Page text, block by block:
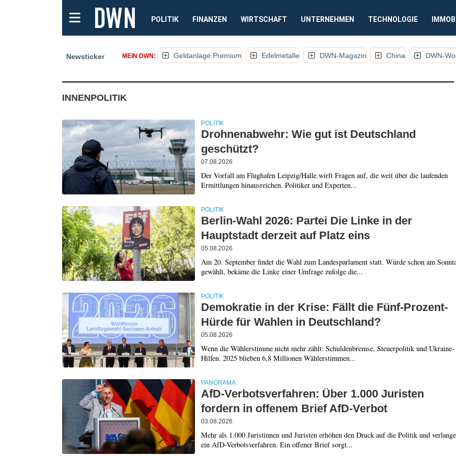
POLITIK FINANZEN WIRTSCHAFT UNTERNEHMEN TECHNOLOGIE
Newsticker MEIN DWN: Geldanlage Premium Edelmetalle DWN-Magazin China DWN-
INNENPOLITIK
POLITIK
Drohnenabwehr: Wie gut ist Deutschland
geschützt?
07.08.2026
Der Vorfall am Flughafen Leipzig/Halle wirft Fragen auf, die weit über die laufenden
Ermittlungen hinausreichen. Politiker und Experten...
POLITIK
Berlin-Wahl 2026: Partei Die Linke in der
Hauptstadt derzeit auf Platz eins
05.08.2026
Am 20. September findet die Wahl zum Landesparlament statt. Würde schon am
gewählt, bekäme die Linke einer Umfrage zufolge die...
POLITIK
Demokratie in der Krise: Fällt die Fünf-Prozent-
Hürde für Wahlen in Deutschland?
05.08.2026
Wenn die Wählerstimme nicht mehr zählt: Schuldenbremse, Steuerpolitik und Ukraine-
Hilfen. 2025 blieben 6,8 Millionen Wählerstimmen...
PANORAMA
AfD-Verbotsverfahren: Über 1.000 Juristen
fordern in offenem Brief AfD-Verbot
03.08.2026
Mehr als 1.000 Juristinnen und Juristen erhöhen den Druck auf die Politik und
ein AfD-Verbotsverfahren. Ein offener Brief sorgt...